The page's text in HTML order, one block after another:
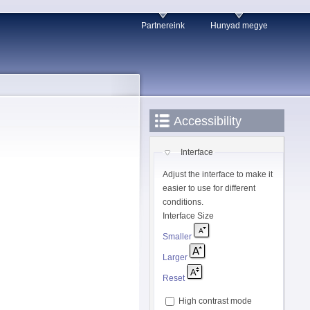
Partnereink Hunyad megye
Accessibility
Interface
Adjust the interface to make it
easier to use for different
conditions.
Interface Size
Smaller
Larger
Reset
High contrast mode